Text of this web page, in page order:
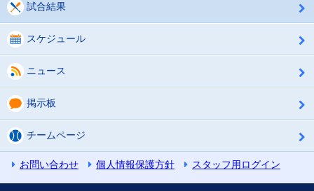
試合結果
スケジュール
ニュース
掲示板
チームページ
お問い合わせ 個人情報保護方針 スタッフ用ログイン